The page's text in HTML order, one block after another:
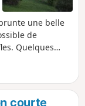
une belle
de
Quelques
remontée sur
la vallée de la
courte